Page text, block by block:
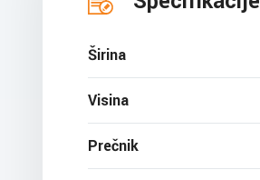
Širina
Visina
Prečnik